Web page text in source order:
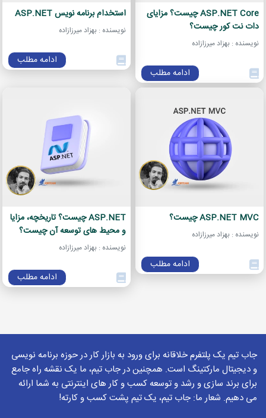
ASP.NET Core چیست؟ مزایای
دات نت کور چیست؟
نویسنده : بهزاد میرزازاده
ادامه مطلب
استخدام برنامه نویس ASP.NET
نویسنده : بهزاد میرزازاده
ادامه مطلب
ASP.NET MVC چیست؟
نویسنده : بهزاد میرزازاده
ادامه مطلب
ASP.NET چیست؟ تاریخچه، مزایا
و محیط های توسعه آن چیست؟
نویسنده : بهزاد میرزازاده
ادامه مطلب
جاب تیم یک پلتفرم خلاقانه برای ورود به بازار کار در حوزه برنامه نویسی
و دیجیتال مارکتینگ است. همچنین در جاب تیم، ما یک نقشه راه جامع
برای برند سازی و رشد و توسعه کسب و کار های اینترنتی به شما ارائه
می دهیم. شعار ما: جاب تیم، یک تیم پشت کسب و کارته!